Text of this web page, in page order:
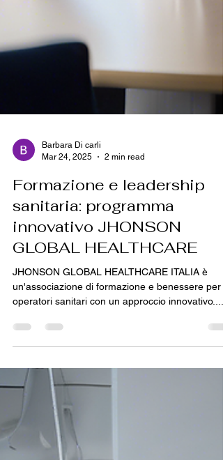
Mar 24, 2025
2 min read
Formazione e leadership
sanitaria: programma
innovativo JHONSON
GLOBAL HEALTHCARE
JHONSON GLOBAL HEALTHCARE ITALIA è
operatori sanitari con un approccio innovativo....